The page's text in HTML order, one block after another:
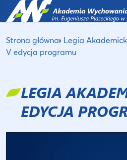
Strona główna Legia
V edycja programu
LEGIA
EDYCJA